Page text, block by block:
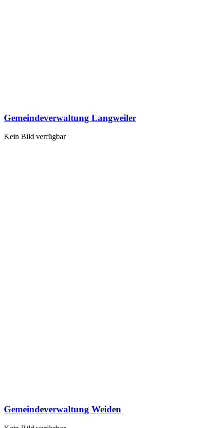
Gemeindeverwaltung Langweiler
Kein Bild verfügbar
Gemeindeverwaltung Weiden